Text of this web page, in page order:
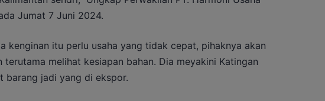
Jumat 7 Juni 2024.
kenginan itu perlu usaha yang tidak cepat, pihaknya akan
terutama melihat kesiapan bahan. Dia meyakini Katingan
barang jadi yang di ekspor.